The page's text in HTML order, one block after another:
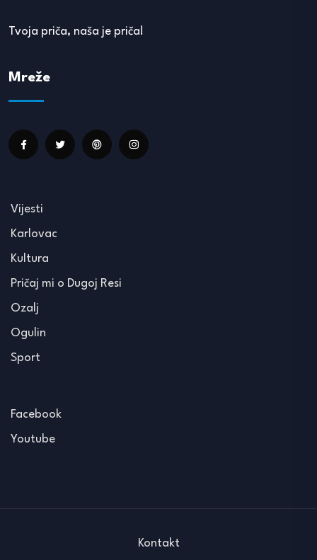
Tvoja priča, naša je priča!
Mreže
Vijesti
Karlovac
Kultura
Pričaj mi o Dugoj Resi
Ozalj
Ogulin
Sport
Facebook
Youtube
Kontakt